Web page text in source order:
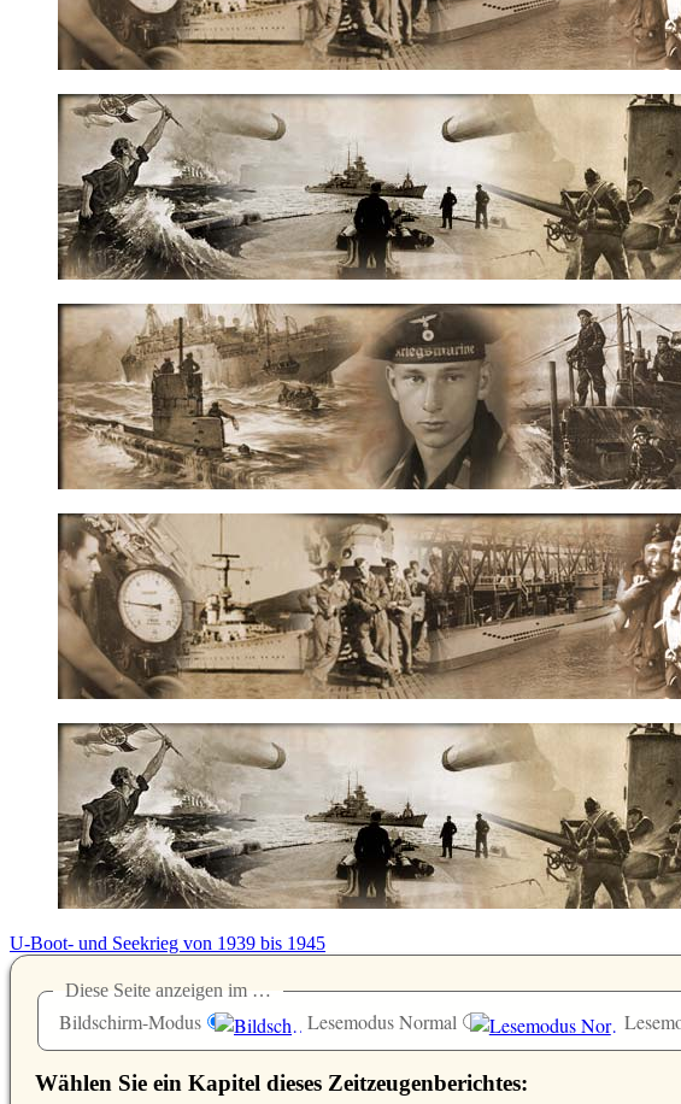
U-Boot- und Seekrieg von 1939 bis 1945
Diese Seite anzeigen im …
Bildschirm-Modus Lesemodus Normal
Wählen Sie ein Kapitel dieses Zeitzeugenberichtes: